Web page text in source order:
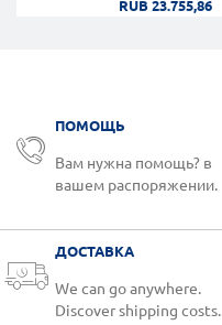
Сделано в ИталииRUB 23.755,86
ПОМОЩЬ
Вам нужна помощь? в
вашем распоряжении.
ДОСТАВКА
We can go anywhere.
Discover shipping costs.